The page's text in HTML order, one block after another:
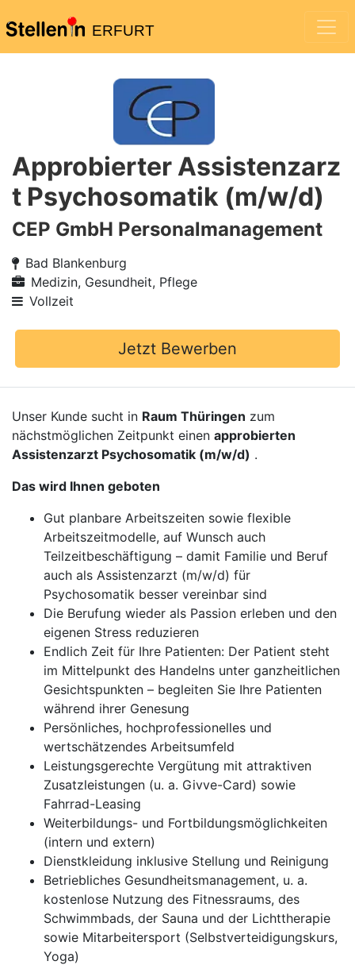
ERFURT
Approbierter Assistenzarz
t Psychosomatik (m/w/d)
CEP GmbH Personalmanagement
Bad Blankenburg
Medizin, Gesundheit, Pflege
Vollzeit
Jetzt Bewerben
Unser Kunde sucht in Raum Thüringen zum
nächstmöglichen Zeitpunkt einen approbierten
Assistenzarzt Psychosomatik (m/w/d) .
Das wird Ihnen geboten
Gut planbare Arbeitszeiten sowie flexible
Arbeitszeitmodelle, auf Wunsch auch
Teilzeitbeschäftigung – damit Familie und Beruf
auch als Assistenzarzt (m/w/d) für
Psychosomatik besser vereinbar sind
Die Berufung wieder als Passion erleben und den
eigenen Stress reduzieren
Endlich Zeit für Ihre Patienten: Der Patient steht
im Mittelpunkt des Handelns unter ganzheitlichen
Gesichtspunkten – begleiten Sie Ihre Patienten
während ihrer Genesung
Persönliches, hochprofessionelles und
wertschätzendes Arbeitsumfeld
Leistungsgerechte Vergütung mit attraktiven
Zusatzleistungen (u. a. Givve-Card) sowie
Fahrrad-Leasing
Weiterbildungs- und Fortbildungsmöglichkeiten
(intern und extern)
Dienstkleidung inklusive Stellung und Reinigung
Betriebliches Gesundheitsmanagement, u. a.
kostenlose Nutzung des Fitnessraums, des
Schwimmbads, der Sauna und der Lichttherapie
sowie Mitarbeitersport (Selbstverteidigungskurs,
Yoga)